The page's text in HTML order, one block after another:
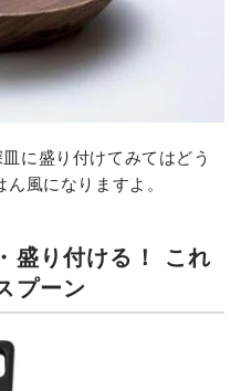
に盛り付けてみてはどう
風になりますよ。
盛り付ける！ これ
プーン